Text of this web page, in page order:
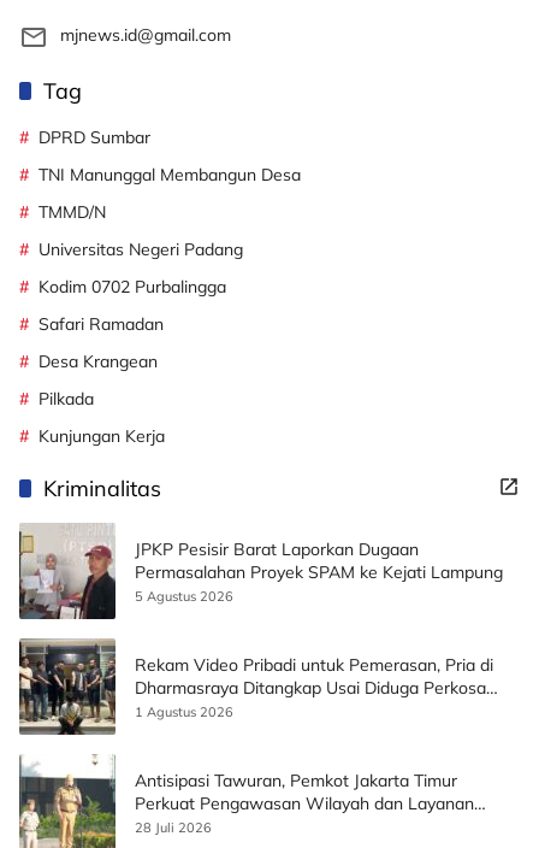
mjnews.id@gmail.com
Tag
DPRD Sumbar
TNI Manunggal Membangun Desa
TMMD/N
Universitas Negeri Padang
Kodim 0702 Purbalingga
Safari Ramadan
Desa Krangean
Pilkada
Kunjungan Kerja
Kriminalitas
JPKP Pesisir Barat Laporkan Dugaan
Permasalahan Proyek SPAM ke Kejati Lampung
5 Agustus 2026
Rekam Video Pribadi untuk Pemerasan, Pria di
Dharmasraya Ditangkap Usai Diduga Perkosa
Korban
1 Agustus 2026
Antisipasi Tawuran, Pemkot Jakarta Timur
Perkuat Pengawasan Wilayah dan Layanan
Publik
28 Juli 2026